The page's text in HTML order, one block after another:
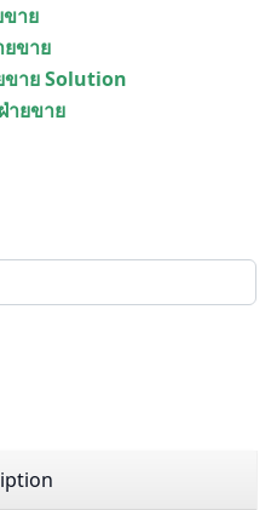
าย
ขาย
าย Solution
ายขาย